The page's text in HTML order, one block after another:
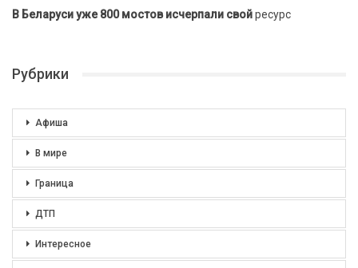
В Беларуси уже 800 мостов исчерпали свойресурс
Рубрики
Афиша
В мире
Граница
ДТП
Интересное